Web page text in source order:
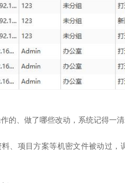
的、做了哪些改动，系统记得一清
、项目方案等机密文件被动过